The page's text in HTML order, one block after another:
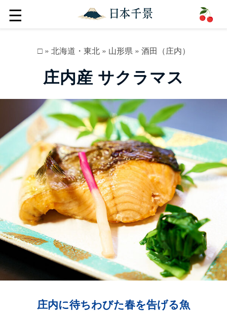
☰
□» 北海道・東北» 山形県» 酒田（庄内）
庄内産 サクラマス
庄内に待ちわびた春を告げる魚